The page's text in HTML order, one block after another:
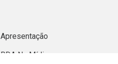
Apresentação
BDA Na Mídia